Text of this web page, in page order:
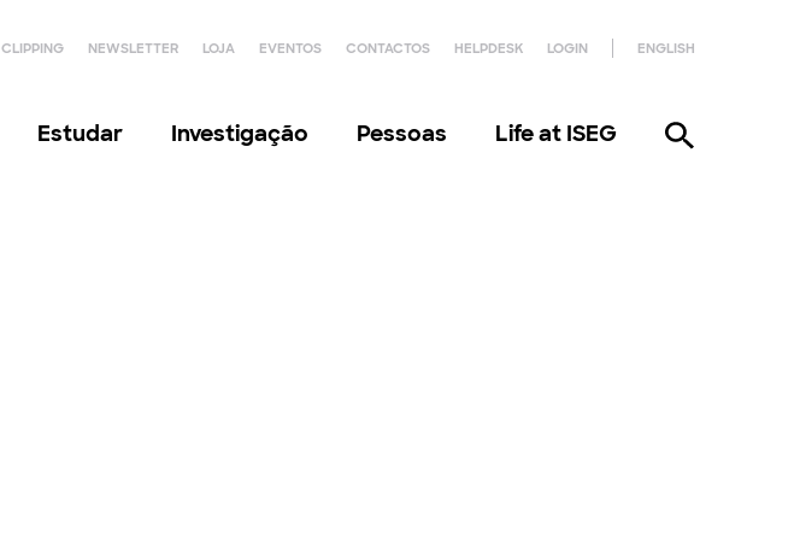
CLIPPING NEWSLETTER LOJA EVENTOS CONTACTOS HELPDESK LOGIN ENGLISH
Estudar Investigação Pessoas Life at ISEG